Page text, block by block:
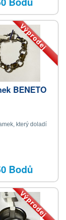
Výprodej
BENETO
který doladí
Bodů
Výprodej